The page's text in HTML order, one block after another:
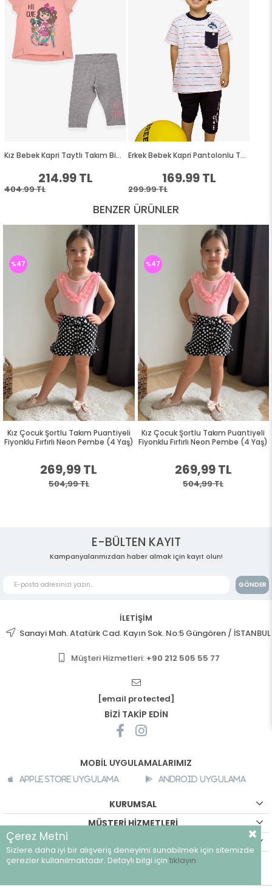
BENZER ÜRÜNLER
Kız Çocuk Şortlu Takım Puantiyeli
Fiyonklu Fırfırlı Neon Pembe (4 Yaş)
269,99 TL
504,99 TL
%47
Kız Çocuk Şortlu Takım Puantiyeli
Fiyonklu Fırfırlı Neon Pembe (4 Yaş)
269,99 TL
504,99 TL
%47
E-BÜLTEN KAYIT
Kampanyalarımızdan haber almak için kayıt olun!
GÖNDER
İLETİŞİM
Sanayi Mah. Atatürk Cad. Kayın Sok. No:5 Güngören / İSTANBUL
Müşteri Hizmetleri: +90 212 505 55 77
[email protected]
BİZİ TAKİP EDİN
MOBİL UYGULAMALARIMIZ
Apple Store Uygulama Android Uygulama
KURUMSAL
MÜŞTERİ HİZMETLERİ
©breeze.com.tr - Tüm hakları saklıdır.
Çerez Metni
Sizlere daha iyi bir alışveriş deneyimi sunabilmek için sitemizde
çerezler kullanılmaktadır. Detaylı bilgi için tıklayın